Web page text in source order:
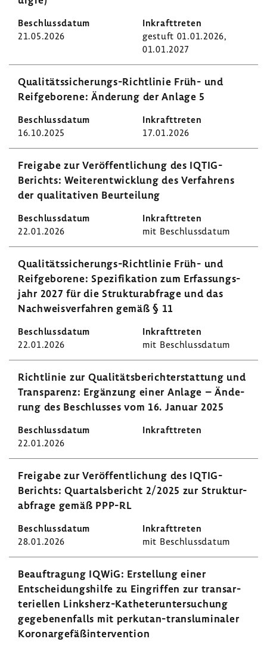
21.05.2026
gestuft 01.01.2026,
01.01.2027
Qualitätssicherungs-​Richtlinie Früh- und
Reif­ge­bo­rene: Ände­rung der Anlage 5
16.10.2025 17.01.2026
Frei­gabe zur Veröf­fent­li­chung des IQTIG-​
Berichts: Weiter­ent­wick­lung des Verfah­rens
der quali­ta­tiven Beur­tei­lung
22.01.2026 mit Beschluss­datum
Qualitätssicherungs-​Richtlinie Früh- und
Reif­ge­bo­rene: Spezi­fi­ka­tion zum Erfas­sungs­
jahr 2027 für die Struk­tur­ab­frage und das
Nach­weis­ver­fahren gemäß § 11
22.01.2026 mit Beschluss­datum
Richt­linie zur Quali­täts­be­richt­erstat­tung und
Trans­pa­renz: Ergän­zung einer Anlage – Ände­
rung des Beschlusses vom 16. Januar 2025
22.01.2026
Frei­gabe zur Veröf­fent­li­chung des IQTIG-​
Berichts: Quar­tals­be­richt 2/2025 zur Struk­tur­
ab­frage gemäß PPP-RL
28.01.2026 mit Beschluss­datum
Beauf­tra­gung IQWiG: Erstel­lung einer
Entschei­dungs­hilfe zu Eingriffen zur trans­ar­
te­ri­ellen Linksherz-​Katheteruntersuchung
gege­be­nen­falls mit perkutan-​transluminaler
Koro­nar­ge­fäß­in­ter­ven­tion